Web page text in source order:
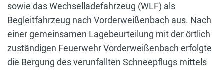
sowie das Wechselladefahrzeug (WLF) als
Begleitfahrzeug nach Vorderweißenbach aus. Nach
einer gemeinsamen Lagebeurteilung mit der örtlich
zuständigen Feuerwehr Vorderweißenbach erfolgte
die Bergung des verunfallten Schneepflugs mittels